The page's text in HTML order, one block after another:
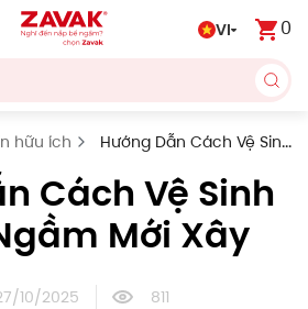
VI 0
hữu ích
Hướng Dẫn Cách Vệ Sinh
Cách Vệ Sinh
Mới Xây
10/2025 811